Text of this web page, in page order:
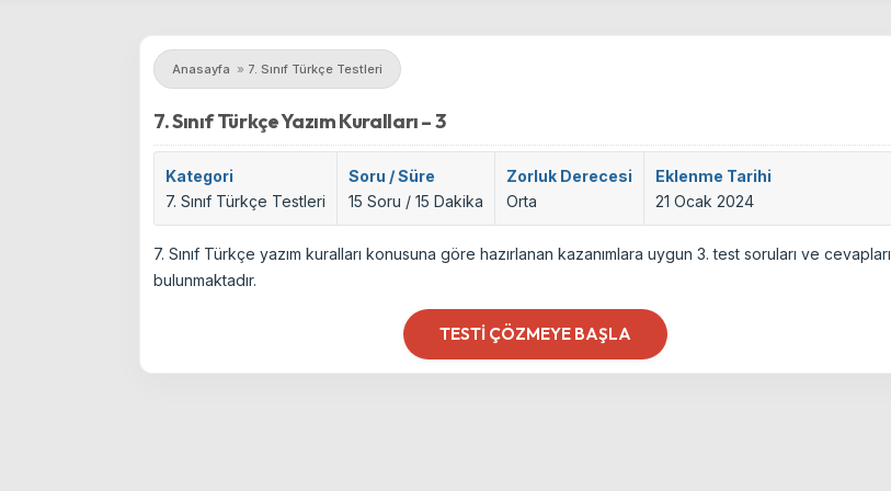
Anasayfa » 7. Sınıf Türkçe Testleri
7. Sınıf Türkçe Yazım Kuralları – 3
Kategori
7. Sınıf Türkçe Testleri
Soru / Süre
15 Soru / 15 Dakika
Zorluk Derecesi
Orta
Eklenme Tarihi
21 Ocak 2024
7. Sınıf Türkçe yazım kuralları konusuna göre hazırlanan kazanımlara uygun 3. test soruları ve cevapları
bulunmaktadır.
TESTI ÇÖZMEYE BAŞLA